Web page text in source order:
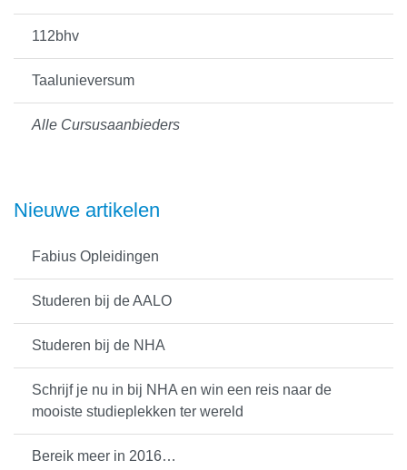
112bhv
Taalunieversum
Alle Cursusaanbieders
Nieuwe artikelen
Fabius Opleidingen
Studeren bij de AALO
Studeren bij de NHA
Schrijf je nu in bij NHA en win een reis naar de
mooiste studieplekken ter wereld
Bereik meer in 2016…